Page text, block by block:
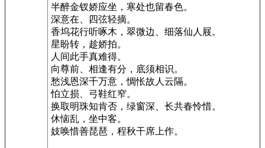
半醉金钗娇应坐，寒处也留春色。
深意在、四弦轻摘。
香坞花行听啄木，翠微边、细落仙人屐。
星盼转，趁娇拍。
人间此手真难得。
向尊前、相逢有分，底须相识。
愁浅恩深千万意，惆怅故人云隔。
怕立损、弓鞋红窄。
换取明珠知肯否，绿窗深、长共春怜惜。
休恼乱，坐中客。
妓唤惜善琵琶，程秋干席上作。